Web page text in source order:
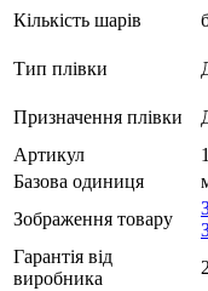
Кількість шарів
Тип плівки
Призначення плівки
Артикул
Базова одиниця
Зображення товару
Гарантія від
виробника
2